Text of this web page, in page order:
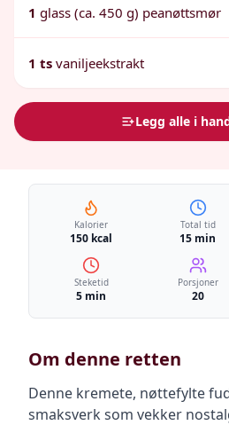
1 glass (ca. 450 g) peanøttsmør
1 ts vaniljeekstrakt
Legg alle i
Kalorier
150 kcal
Total tid
15 min
Steketid
5 min
Porsjoner
20
Om denne retten
Denne kremete, nøttefylte
smaksverk som vekker